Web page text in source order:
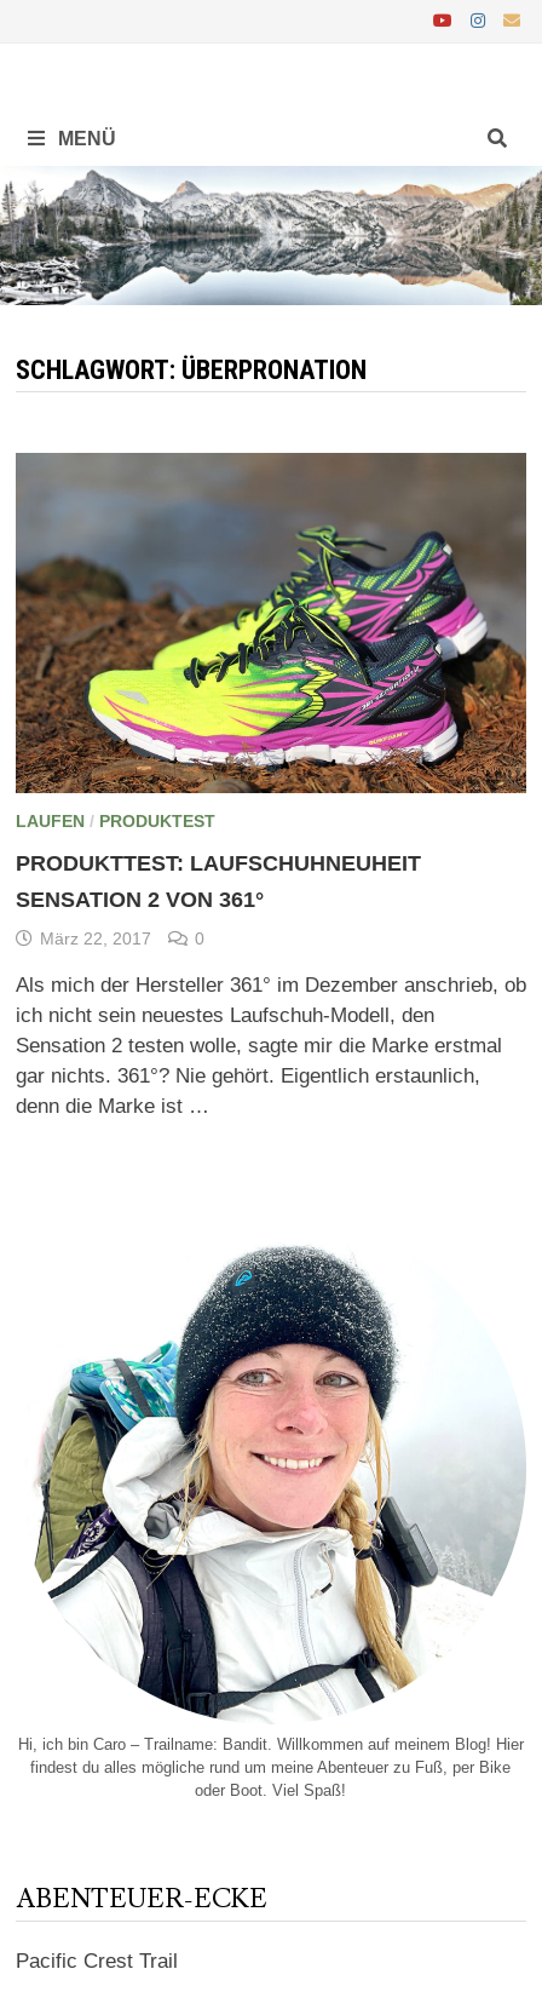
MENÜ
SCHLAGWORT: ÜBERPRONATION
LAUFEN/ PRODUKTEST
PRODUKTTEST: LAUFSCHUHNEUHEIT
SENSATION 2 VON 361°
März 22, 2017 0
Als mich der Hersteller 361° im Dezember anschrieb, ob
ich nicht sein neuestes Laufschuh-Modell, den
Sensation 2 testen wolle, sagte mir die Marke erstmal
gar nichts. 361°? Nie gehört. Eigentlich erstaunlich,
denn die Marke ist …
Hi, ich bin Caro – Trailname: Bandit. Willkommen auf meinem Blog! Hier
findest du alles mögliche rund um meine Abenteuer zu Fuß, per Bike
oder Boot. Viel Spaß!
ABENTEUER-ECKE
Pacific Crest Trail